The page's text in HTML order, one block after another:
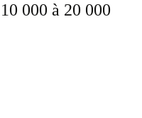
000 à 20 000